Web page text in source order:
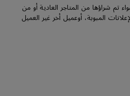
تم شراؤها من المتاجر العادية أو من
المبوبة، أوعميل أخر غير العميل